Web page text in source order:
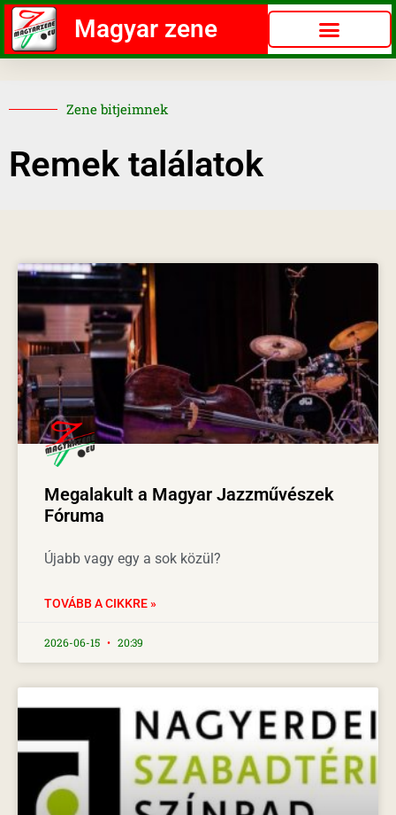
Magyar zene
Zene bitjeimnek
Remek találatok
Megalakult a Magyar Jazzművészek
Fóruma
Újabb vagy egy a sok közül?
TOVÁBB A CIKKRE »
2026-06-15 20:39